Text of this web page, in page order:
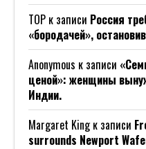
ТОР к записи Россия
«бородачей»,
Anonymous к записи
ценой»: женщины
Индии.
Margaret Kingк записи
surrounds Newport